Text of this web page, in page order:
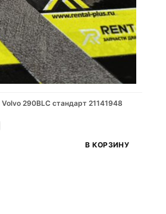
290BLC стандарт 21141948
В КОРЗИНУ